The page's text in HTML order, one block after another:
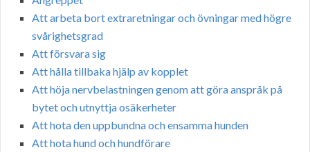
Att arbeta bort extraretningar och övningar med högre
svårighetsgrad
Att försvara sig
Att hålla tillbaka hjälp av kopplet
Att höja nervbelastningen genom att göra anspråk på
bytet och utnyttja osäkerheter
Att hota den uppbundna och ensamma hunden
Att hota hund och hundförare